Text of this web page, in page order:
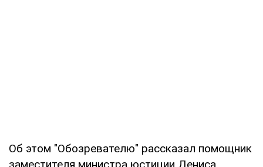
Об этом "Обозревателю" рассказал помощник
заместителя министра юстиции Дениса